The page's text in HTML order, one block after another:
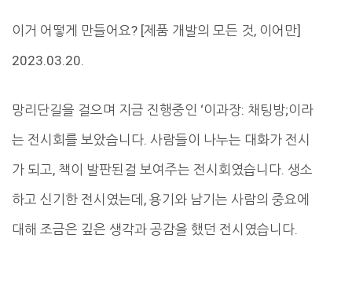
이거 어떻게 만들어요? [제품 개발의 모든 것, 이어만]
2023.03.20.
망리단길을 걸으며 지금 진행중인 ‘이과장: 채팅방;이라
는 전시회를 보았습니다. 사람들이 나누는 대화가 전시
가 되고, 책이 발판된걸 보여주는 전시회였습니다. 생소
하고 신기한 전시였는데, 용기와 남기는 사람의 중요에
대해 조금은 깊은 생각과 공감을 했던 전시였습니다.